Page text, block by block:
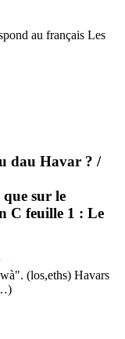
au français Les
dau Havar ? /
sur le
C feuille 1 : Le
(los,eths) Havars